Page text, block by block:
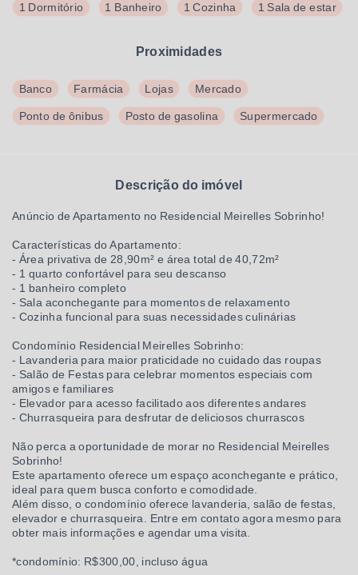
1 Dormitório 1 Banheiro 1 Cozinha 1 Sala de estar
Proximidades
Banco Farmácia Lojas Mercado
Ponto de ônibus Posto de gasolina Supermercado
Descrição do imóvel
Anúncio de Apartamento no Residencial Meirelles Sobrinho!
Características do Apartamento:
- Área privativa de 28,90m² e área total de 40,72m²
- 1 quarto confortável para seu descanso
- 1 banheiro completo
- Sala aconchegante para momentos de relaxamento
- Cozinha funcional para suas necessidades culinárias
Condomínio Residencial Meirelles Sobrinho:
- Lavanderia para maior praticidade no cuidado das roupas
- Salão de Festas para celebrar momentos especiais com
amigos e familiares
- Elevador para acesso facilitado aos diferentes andares
- Churrasqueira para desfrutar de deliciosos churrascos
Não perca a oportunidade de morar no Residencial Meirelles
Sobrinho!
Este apartamento oferece um espaço aconchegante e prático,
ideal para quem busca conforto e comodidade.
Além disso, o condomínio oferece lavanderia, salão de festas,
elevador e churrasqueira. Entre em contato agora mesmo para
obter mais informações e agendar uma visita.
*condomínio: R$300,00, incluso água